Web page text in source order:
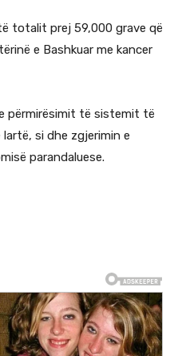
totalit prej 59,000 grave që
e Bashkuar me kancer
përmirësimit të sistemit të
si dhe zgjerimin e
parandaluese.